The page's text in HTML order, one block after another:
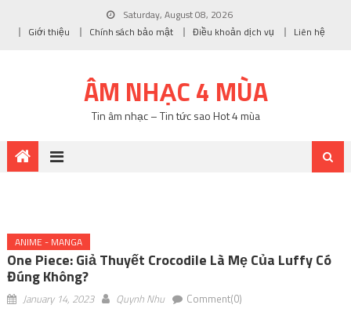
Saturday, August 08, 2026
Giới thiệu
Chính sách bảo mật Điều khoản dịch vụ Liên hệ
ÂM NHẠC 4 MÙA
Tin âm nhạc – Tin tức sao Hot 4 mùa
ANIME - MANGA
One Piece: Giả Thuyết Crocodile Là Mẹ Của Luffy Có
Đúng Không?
January 14, 2023 Quynh Nhu Comment(0)